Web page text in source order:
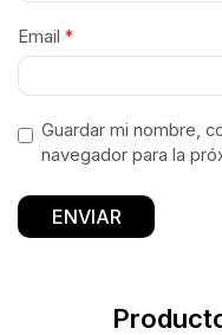
Email *
Guardar mi nombre,
navegador para la